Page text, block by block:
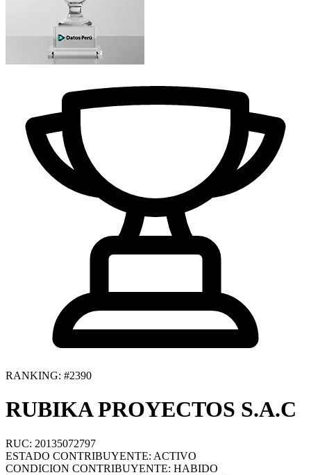
RANKING: #2390
RUBIKA PROYECTOS S.A.C
RUC: 20135072797
ESTADO CONTRIBUYENTE: ACTIVO
CONDICION CONTRIBUYENTE: HABIDO